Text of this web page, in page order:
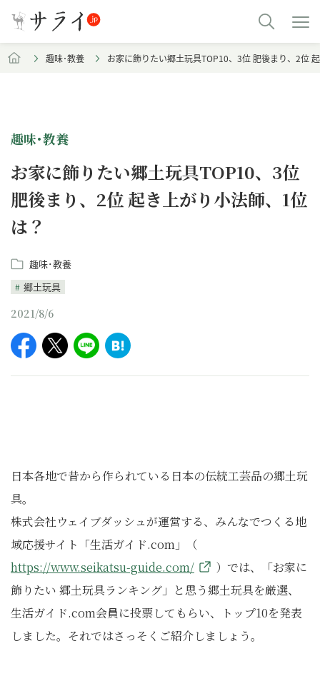
趣味･教養 お家に飾りたい郷土玩具TOP10、3位 肥後まり、2位
趣味･教養
お家に飾りたい郷土玩具TOP10、3位
肥後まり、2位 起き上がり小法師、1位
は？
趣味･教養
郷土玩具
2021/8/6
日本各地で昔から作られている日本の伝統工芸品の郷土玩
具。
株式会社ウェイブダッシュが運営する、みんなでつくる地
域応援サイト「生活ガイド.com」（
https://www.seikatsu-guide.com/
）では、「お家に
飾りたい 郷土玩具ランキング」と思う郷土玩具を厳選、
生活ガイド.com会員に投票してもらい、トップ10を発表
しました。それではさっそくご紹介しましょう。